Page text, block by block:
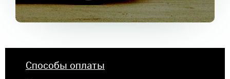
Способы оплаты